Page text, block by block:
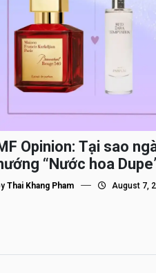
Opinion: Tại sao
“Nước hoa
Thai Khang Pham August 7,